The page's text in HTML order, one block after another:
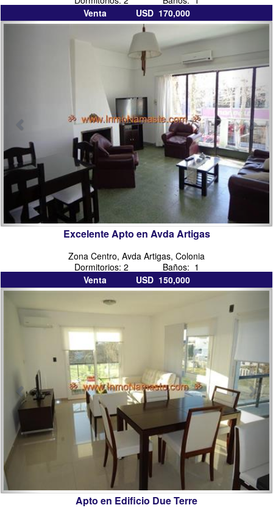
Venta USD 170,000
inmobiliarias
Excelente Apto en Avda Artigas
Zona Centro, Avda Artigas, Colonia
Dormitorios: 2 Baños: 1
Venta USD 150,000
inmobiliarias
en
colonia
sacramento
Apto en Edificio Due Terre